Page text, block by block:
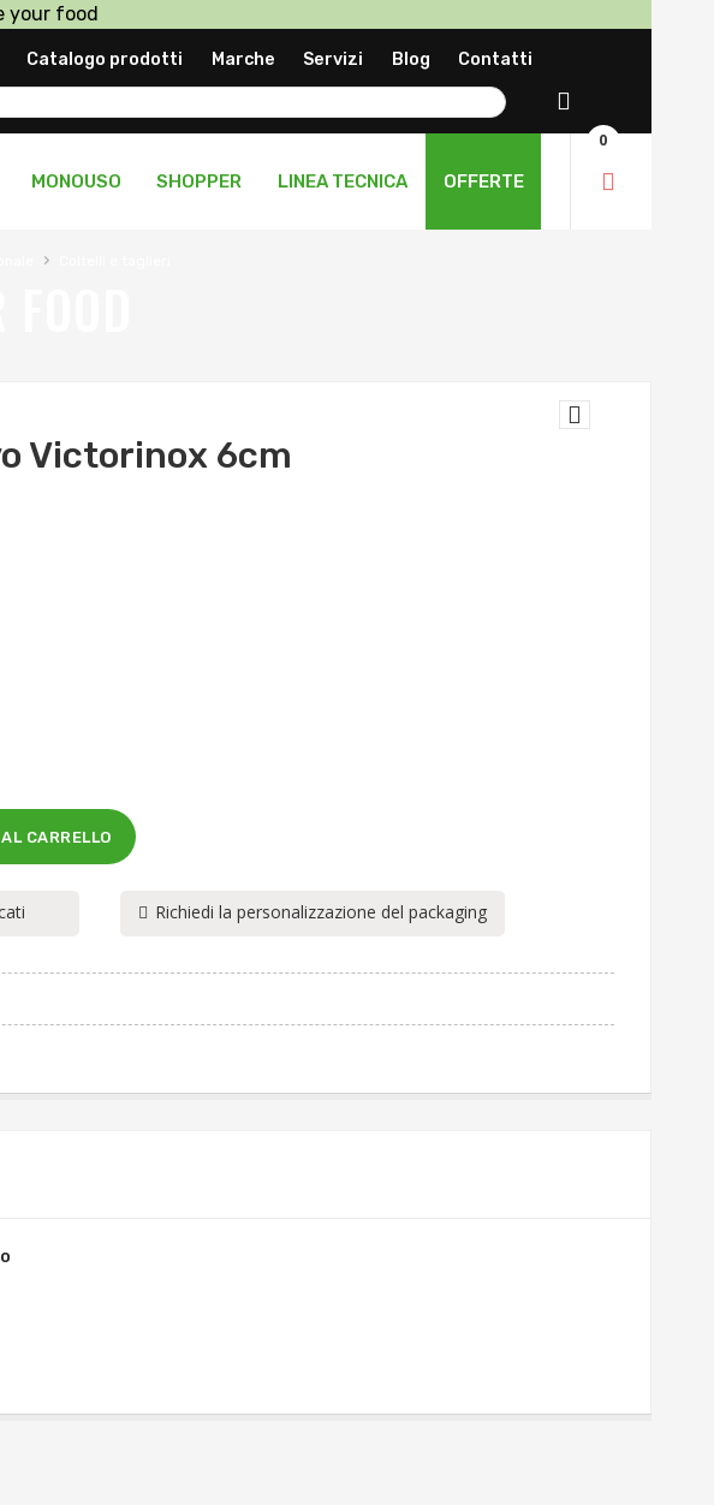
your food
pronta consegna
il tuo packaging
Catalogo prodotti Marche Servizi Blog Contatti
MONOUSO SHOPPER LINEA TECNICA OFFERTE
0
›
Victorinox 6cm
CARRELLO
Richiedi la personalizzazione del packaging